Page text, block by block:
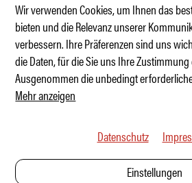
La famiglia Alfa feiert
Wir verwenden Cookies, um Ihnen das
bieten und die Relevanz unserer
verbessern. Ihre Präferenzen sind uns
die Daten, für die Sie uns Ihre
Ausgenommen die unbedingt
Mehr anzeigen
Datenschutz
Einstellungen